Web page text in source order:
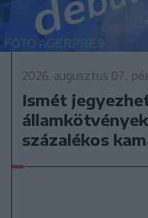
2026. augusztus 07.,
Ismét
százalékos